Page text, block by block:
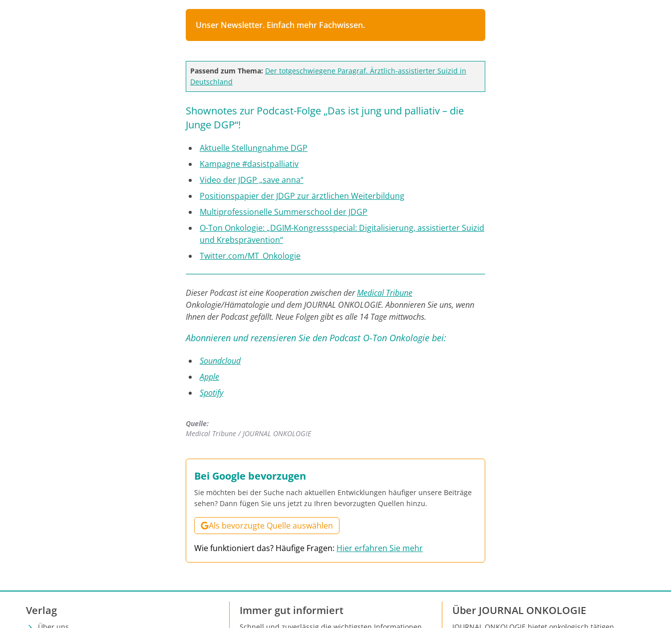
Unser Newsletter. Einfach mehr Fachwissen.
Passend zum Thema: Der totgeschwiegene Paragraf. Ärztlich-assistierter Suizid in
Deutschland
Shownotes zur Podcast-Folge „Das ist jung und palliativ – die
Junge DGP“!
Aktuelle Stellungnahme DGP
Kampagne #dasistpalliativ
Video der JDGP „save anna“
Positionspapier der JDGP zur ärztlichen Weiterbildung
Multiprofessionelle Summerschool der JDGP
O-Ton Onkologie: „DGIM-Kongressspecial: Digitalisierung, assistierter Suizid
und Krebsprävention“
Twitter.com/MT_Onkologie
Dieser Podcast ist eine Kooperation zwischen derMedical Tribune
Onkologie/Hämatologie und dem JOURNAL ONKOLOGIE. Abonnieren Sie uns, wenn
Ihnen der Podcast gefällt. Neue Folgen gibt es alle 14 Tage mittwochs.
Abonnieren und rezensieren Sie den Podcast O-Ton Onkologie bei:
Soundcloud
Apple
Spotify
Quelle:
Medical Tribune / JOURNAL ONKOLOGIE
Bei Google bevorzugen
Sie möchten bei der Suche nach aktuellen Entwicklungen häufiger unsere Beiträge
sehen? Dann fügen Sie uns jetzt zu Ihren bevorzugten Quellen hinzu.
Als bevorzugte Quelle auswählen
Wie funktioniert das? Häufige Fragen: Hier erfahren Sie mehr
Verlag Immer gut informiert Über JOURNAL ONKOLOGIE